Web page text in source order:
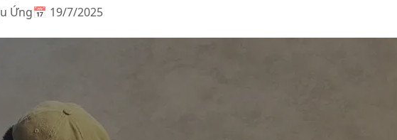
Ứng📅 19/7/2025